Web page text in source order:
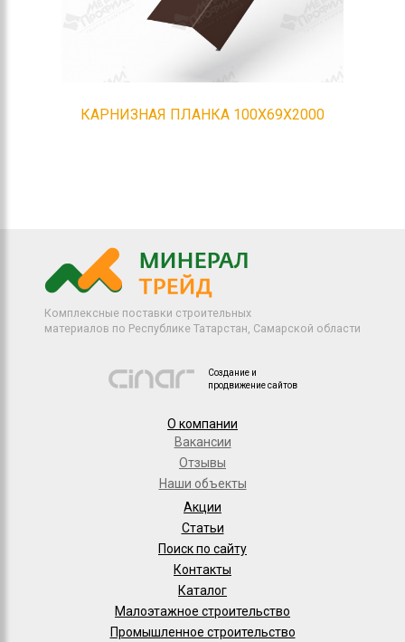
КАРНИЗНАЯ ПЛАНКА 100Х69Х2000
Комплексные поставки строительных
материалов по Республике Татарстан, Самарской области
Создание и
продвижение сайтов
О компании
Вакансии
Отзывы
Наши объекты
Акции
Статьи
Поиск по сайту
Контакты
Каталог
Малоэтажное строительство
Промышленное строительство